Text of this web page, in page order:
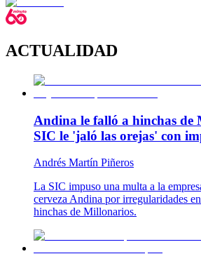
ACTUALIDAD
Andina le falló a hinchas de
SIC le 'jaló las orejas' con
Andrés Martín Piñeros
La SIC impuso una multa a la
cerveza Andina por irregularidades
hinchas de Millonarios.